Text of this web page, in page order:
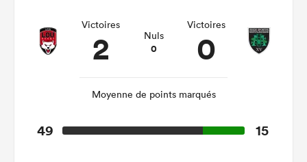
Victoires
2 Nuls
0
Victoires
0
Moyenne de points marqués
49 15